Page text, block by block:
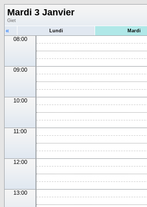
Mardi 3 Janvier
Giet
« Lundi Mardi
08:00
09:00
10:00
11:00
12:00
13:00